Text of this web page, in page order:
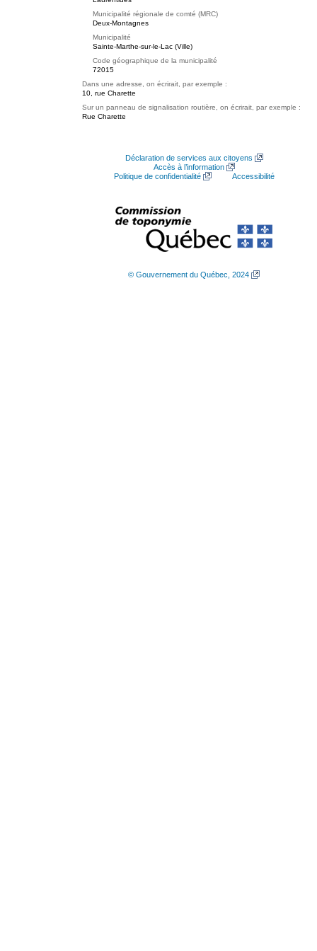
Municipalité régionale de comté (MRC)
Deux-Montagnes
Municipalité
Sainte-Marthe-sur-le-Lac (Ville)
Code géographique de la municipalité
72015
Dans une adresse, on écrirait, par exemple :
10, rue Charette
Sur un panneau de signalisation routière, on écrirait, par exemple :
Rue Charette
Déclaration de services aux citoyens
Accès à l’information
Politique de confidentialité
Accessibilité
© Gouvernement du Québec, 2024